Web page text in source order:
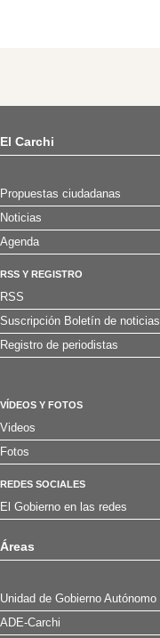
El Carchi
Propuestas ciudadanas
Noticias
Agenda
RSS Y REGISTRO
RSS
Suscripción Boletín de noticias
Registro de periodistas
VÍDEOS Y FOTOS
Videos
Fotos
REDES SOCIALES
El Gobierno en las redes
Áreas
Unidad de Gobierno Autónomo
ADE-Carchi